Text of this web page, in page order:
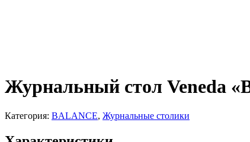
Журнальный стол Veneda
Категория: BALANCE, Журнальные столики